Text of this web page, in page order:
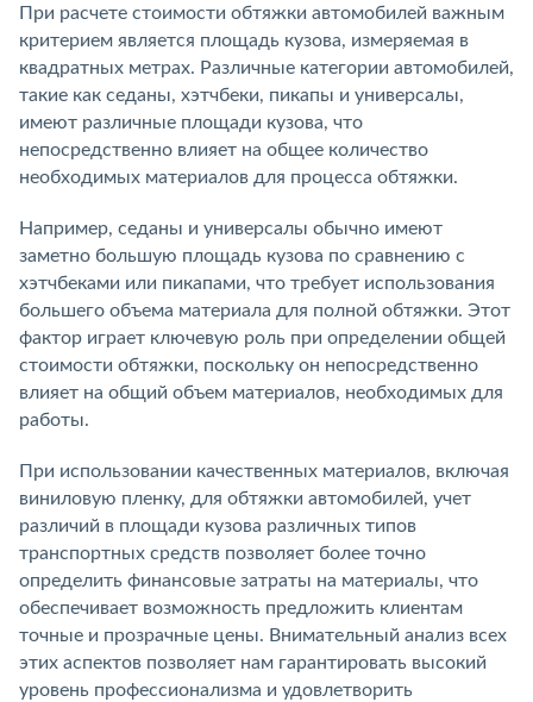
При расчете стоимости обтяжки автомобилей важным
критерием является площадь кузова, измеряемая в
квадратных метрах. Различные категории автомобилей,
такие как седаны, хэтчбеки, пикапы и универсалы,
имеют различные площади кузова, что
непосредственно влияет на общее количество
необходимых материалов для процесса обтяжки.
Например, седаны и универсалы обычно имеют
заметно большую площадь кузова по сравнению с
хэтчбеками или пикапами, что требует использования
большего объема материала для полной обтяжки. Этот
фактор играет ключевую роль при определении общей
стоимости обтяжки, поскольку он непосредственно
влияет на общий объем материалов, необходимых для
работы.
При использовании качественных материалов, включая
виниловую пленку, для обтяжки автомобилей, учет
различий в площади кузова различных типов
транспортных средств позволяет более точно
определить финансовые затраты на материалы, что
обеспечивает возможность предложить клиентам
точные и прозрачные цены. Внимательный анализ всех
этих аспектов позволяет нам гарантировать высокий
уровень профессионализма и удовлетворить